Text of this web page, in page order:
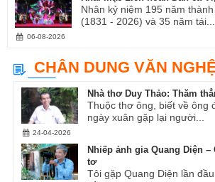
Nhân kỷ niệm 195 năm
(1831 - 2026) và 35 năm tái...
06-08-2026
CHÂN DUNG VĂN
Nhà thơ Duy Thảo: Thăm
Thuộc thơ ông, biết về ông
ngày xuân gặp lại người...
24-04-2026
Nhiếp ảnh gia Quang Diện –
tơ
Tôi gặp Quang Diện lần